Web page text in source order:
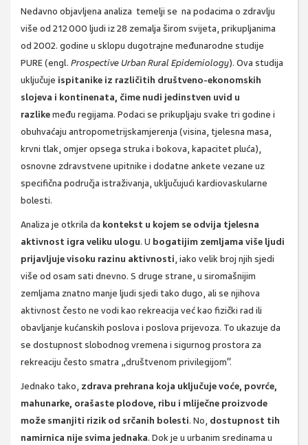
Nedavno objavljena analiza temelji se na podacima o zdravlju
više od 212 000 ljudi iz 28 zemalja širom svijeta, prikupljanima
od 2002. godine u sklopu dugotrajne međunarodne studije
PURE (engl. Prospective Urban Rural Epidemiology). Ova studija
uključuje ispitanike iz različitih društveno-ekonomskih
slojeva i kontinenata, čime nudi jedinstven uvid u
razlikemeđu regijama. Podaci se prikupljaju svake tri godine i
obuhvaćaju antropometrijskamjerenja (visina, tjelesna masa,
krvni tlak, omjer opsega struka i bokova, kapacitet pluća),
osnovne zdravstvene upitnike i dodatne ankete vezane uz
specifična područja istraživanja, uključujući kardiovaskularne
bolesti.
Analiza je otkrila da kontekst u kojem se odvija tjelesna
aktivnost igra veliku ulogu. U bogatijim zemljama više ljudi
prijavljuje visoku razinu aktivnosti, iako velik broj njih sjedi
više od osam sati dnevno. S druge strane, u siromašnijim
zemljama znatno manje ljudi sjedi tako dugo, ali se njihova
aktivnost često ne vodi kao rekreacija već kao fizički rad ili
obavljanje kućanskih poslova i poslova prijevoza. To ukazuje da
se dostupnost slobodnog vremena i sigurnog prostora za
rekreaciju često smatra „društvenom privilegijom“.
Jednako tako, zdrava prehrana koja uključuje voće, povrće,
mahunarke, orašaste plodove, ribu i mliječne proizvode
može smanjiti rizik od srčanih bolesti. No, dostupnost tih
namirnica nije svima jednaka. Dok je u urbanim sredinama u